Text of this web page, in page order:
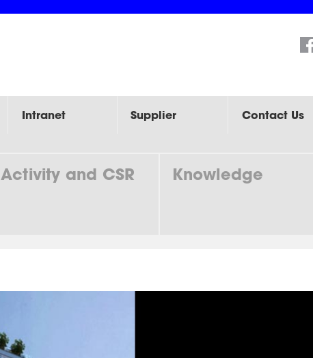
Intranet Supplier Contact Us
Activity and CSR Knowledge